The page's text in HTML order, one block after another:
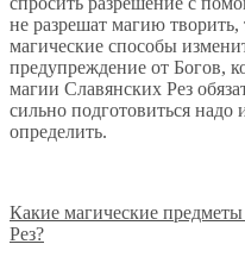
не разрешат магию
магические способы
предупреждение от Богов,
магии Славянских Рез
сильно подготовиться надо
определить.
Какие магические
Рез?